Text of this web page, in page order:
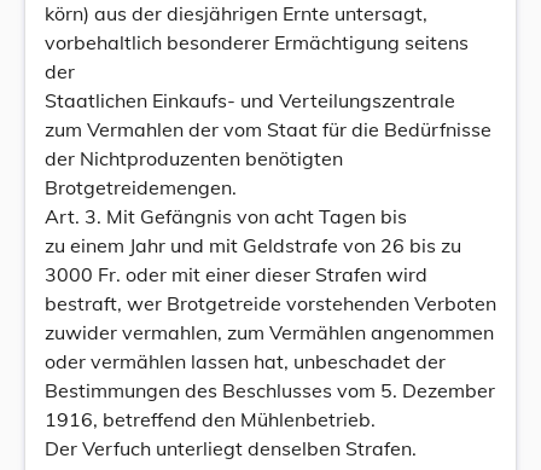
körn) aus der diesjährigen Ernte untersagt,
vorbehaltlich besonderer Ermächtigung seitens
der
Staatlichen Einkaufs- und Verteilungszentrale
zum Vermahlen der vom Staat für die Bedürfnisse
der Nichtproduzenten benötigten
Brotgetreidemengen.
Art. 3. Mit Gefängnis von acht Tagen bis
zu einem Jahr und mit Geldstrafe von 26 bis zu
3000 Fr. oder mit einer dieser Strafen wird
bestraft, wer Brotgetreide vorstehenden Verboten
zuwider vermahlen, zum Vermählen angenommen
oder vermählen lassen hat, unbeschadet der
Bestimmungen des Beschlusses vom 5. Dezember
1916, betreffend den Mühlenbetrieb.
Der Verfuch unterliegt denselben Strafen.